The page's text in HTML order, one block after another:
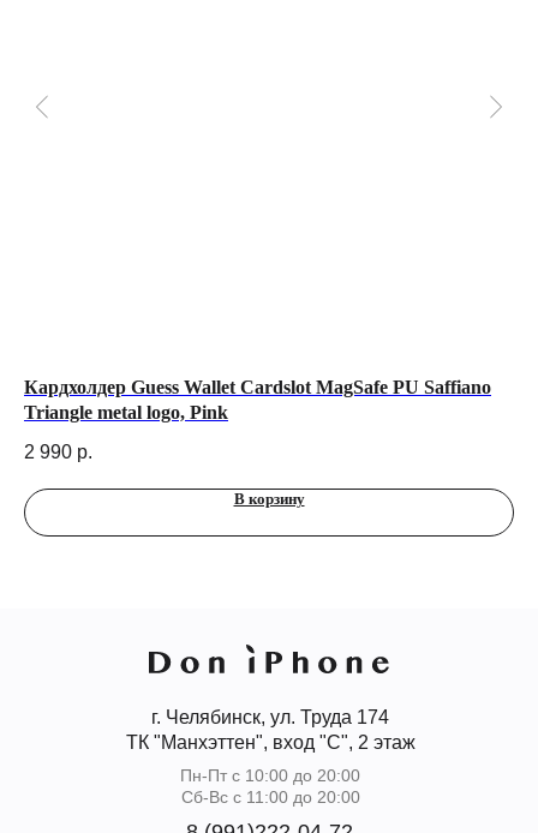
Кардхолдер Guess Wallet Cardslot MagSafe PU Saffiano
Triangle metal logo, Pink
2 990 р.
В корзину
г. Челябинск, ул. Труда 174
ТК "Манхэттен", вход "С", 2 этаж
Пн-Пт с 10:00 до 20:00
Сб-Вс с 11:00 до 20:00